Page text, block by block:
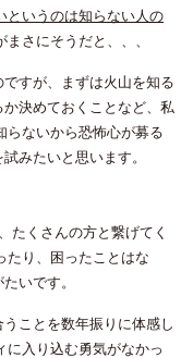
というのは知らない人の
さにそうだと、、、
すが、まずは火山を知る
決めておくことなど、私
らないから恐怖心が募る
みたいと思います。
たくさんの方と繋げてく
たり、困ったことはな
いです。
ことを数年振りに体感し
に入り込む勇気がなかっ